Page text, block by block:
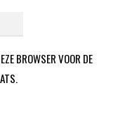
BROWSER VOOR DE